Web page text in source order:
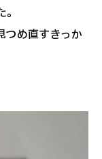
つめ直すきっか